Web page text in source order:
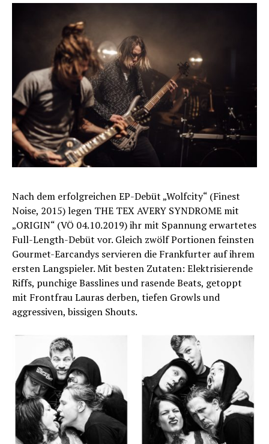
Nach dem erfolgreichen EP-Debüt „Wolfcity“ (Finest
Noise, 2015) legen THE TEX AVERY SYNDROME mit
„ORIGIN“ (VÖ 04.10.2019) ihr mit Spannung erwartetes
Full-Length-Debüt vor. Gleich zwölf Portionen feinsten
Gourmet-Earcandys servieren die Frankfurter auf ihrem
ersten Langspieler. Mit besten Zutaten: Elektrisierende
Riffs, punchige Basslines und rasende Beats, getoppt
mit Frontfrau Lauras derben, tiefen Growls und
aggressiven, bissigen Shouts.